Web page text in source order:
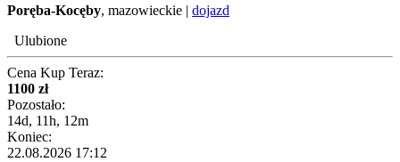
Poręba-Kocęby, mazowieckie | dojazd
Ulubione
Cena Kup Teraz:
1100 zł
Pozostało:
14d, 11h, 12m
Koniec:
22.08.2026 17:12